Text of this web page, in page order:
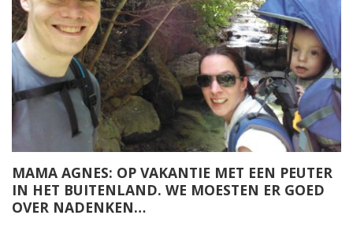
MAMA AGNES: OP VAKANTIE MET EEN PEUTER
IN HET BUITENLAND. WE MOESTEN ER GOED
OVER NADENKEN…